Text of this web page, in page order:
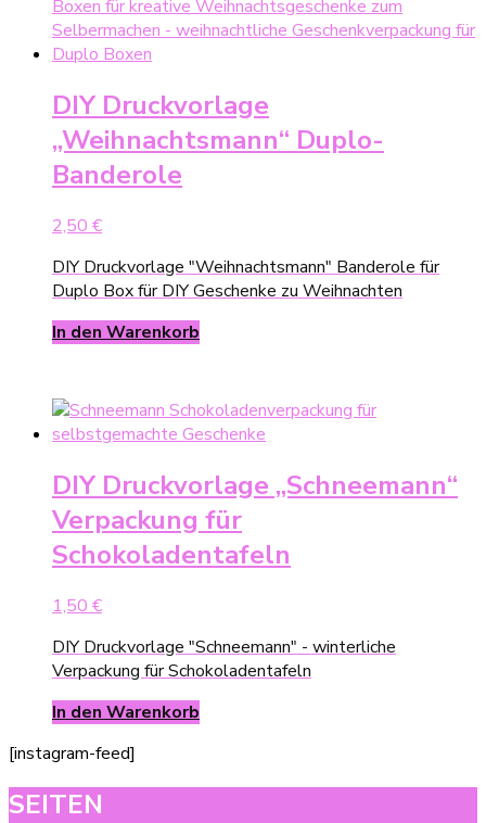
DIY Druckvorlage
„Weihnachtsmann“ Duplo-
Banderole
2,50 €
DIY Druckvorlage "Weihnachtsmann" Banderole für
Duplo Box für DIY Geschenke zu Weihnachten
In den Warenkorb
DIY Druckvorlage „Schneemann“
Verpackung für
Schokoladentafeln
1,50 €
DIY Druckvorlage "Schneemann" - winterliche
Verpackung für Schokoladentafeln
In den Warenkorb
[instagram-feed]
SEITEN